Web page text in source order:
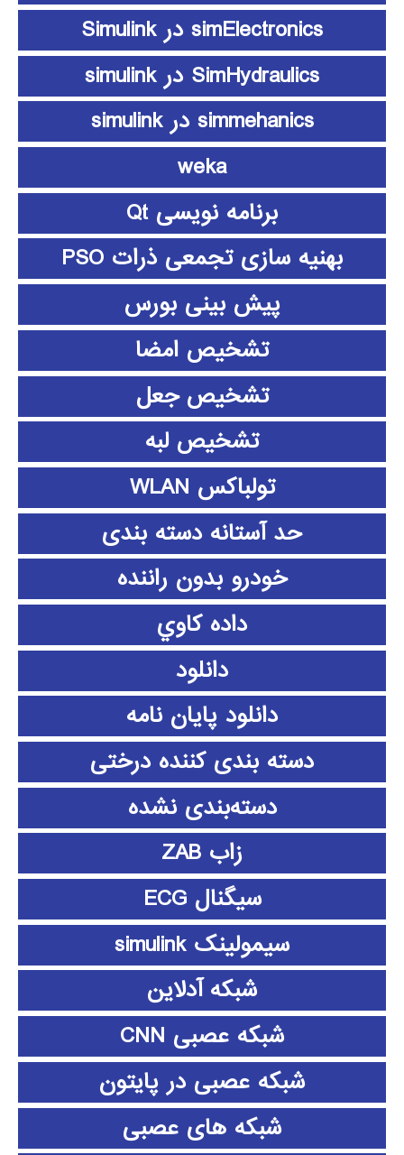
simElectronics در Simulink
SimHydraulics در simulink
simmehanics در simulink
weka
برنامه نویسی Qt
بهنیه سازی تجمعی ذرات PSO
پیش بینی بورس
تشخیص امضا
تشخیص جعل
تشخیص لبه
تولباکس WLAN
حد آستانه دسته بندی
خودرو بدون راننده
داده كاوي
دانلود
دانلود پايان نامه
دسته بندی کننده درختی
دسته‌بندی نشده
زاب ZAB
سیگنال ECG
سیمولینک simulink
شبکه آدلاین
شبکه عصبی CNN
شبکه عصبی در پایتون
شبکه های عصبی